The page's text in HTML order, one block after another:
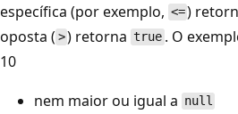
específica (por exemplo, <=)
oposta ( >) retornatrue. O
10
nem maior ou igual a null